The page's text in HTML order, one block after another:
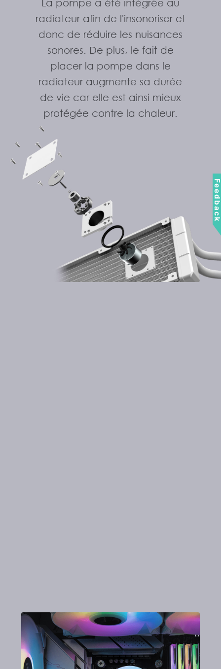
La pompe a été intégrée au
radiateur afin de l'insonoriser et
donc de réduire les nuisances
sonores. De plus, le fait de
placer la pompe dans le
radiateur augmente sa durée
de vie car elle est ainsi mieux
protégée contre la chaleur.